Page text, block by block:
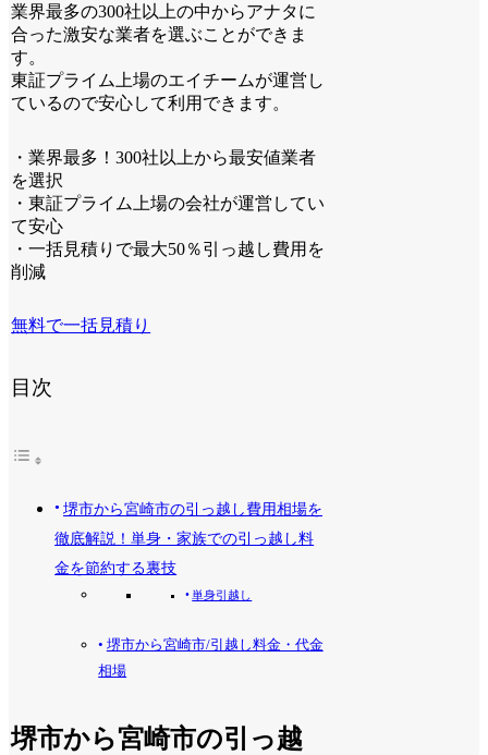
業界最多の300社以上の中からアナタに
合った激安な業者を選ぶことができま
す。
東証プライム上場のエイチームが運営し
ているので安心して利用できます。
・業界最多！300社以上から最安値業者
を選択
・東証プライム上場の会社が運営してい
て安心
・一括見積りで最大50％引っ越し費用を
削減
無料で一括見積り
目次
堺市から宮崎市の引っ越し費用相場を
徹底解説！単身・家族での引っ越し料
金を節約する裏技
単身引越し
堺市から宮崎市/引越し料金・代金
相場
堺市から宮崎市の引っ越